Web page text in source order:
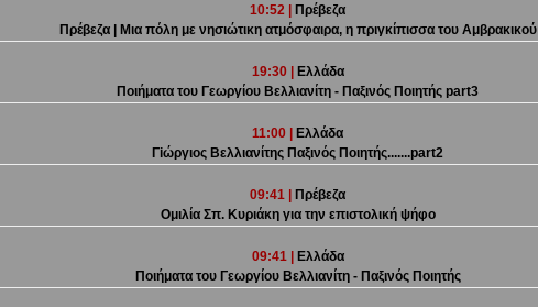
10:52 |Πρέβεζα
Πρέβεζα | Μια πόλη με νησιώτικη ατμόσφαιρα, η πριγκίπισσα του Αμβρακικού
19:30 | Ελλάδα
Ποιήματα του Γεωργίου Βελλιανίτη - Παξινός Ποιητής part3
11:00 |Ελλάδα
Γiώργιος Βελλιανίτης Παξινός Ποιητής.......part2
09:41 |Πρέβεζα
Ομιλία Σπ. Κυριάκη για την επιστολική ψήφο
09:41 | Ελλάδα
Ποιήματα του Γεωργίου Βελλιανίτη - Παξινός Ποιητής